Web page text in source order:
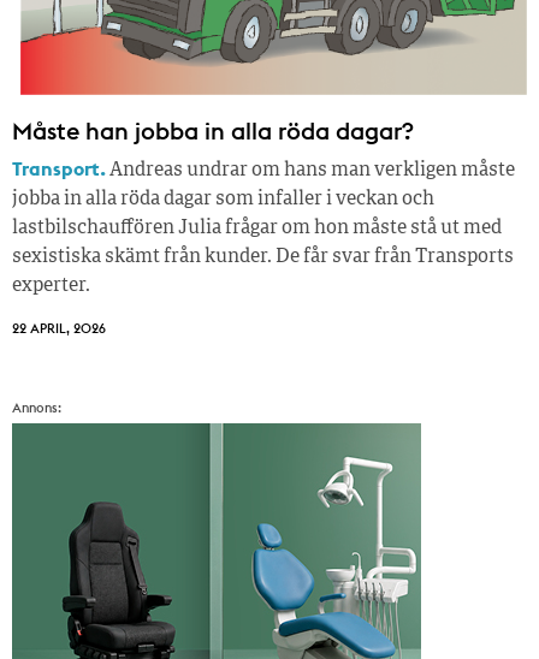
Måste han jobba in alla röda dagar?
Transport.Andreas undrar om hans man verkligen måste
jobba in alla röda dagar som infaller i veckan och
lastbilschauffören Julia frågar om hon måste stå ut med
sexistiska skämt från kunder. De får svar från Transports
experter.
22 APRIL, 2026
Annons: